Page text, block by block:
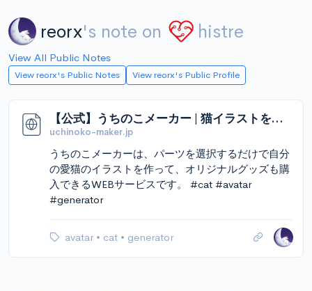
reorx's note on histre
View All Public Notes
View reorx's Public Notes View reorx's Public Profile
【公式】うちのこメーカー | 猫イラストを無料で簡単作成！
uchinoko-maker.jp
うちのこメーカーは、パーツを選択するだけで自分
の愛猫のイラストを作って、オリジナルグッズも購
入できるWEBサービスです。 #cat #avatar
#generator
avatar • cat • generator